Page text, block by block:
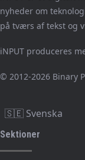
nyheder om
på tværs af tekst og
iNPUT produceres
© 2012-2026 Binary
🇸🇪 Svenska
Sektioner